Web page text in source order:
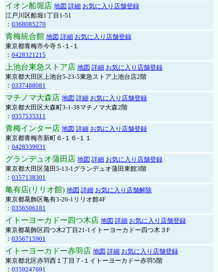
イオン船堀店 地図 詳細 お気に入り店舗登録
江戸川区船堀1丁目1-51
： 0368085270
青梅統合館 地図 詳細 お気に入り店舗登録
東京都青梅市今寺５-１-１
： 0428321215
上池台東急ストア店 地図 詳細 お気に入り店舗登録
東京都大田区上池台5-23-5東急ストア上池台店2階
： 0337488081
マチノマ大森店 地図 詳細 お気に入り店舗登録
東京都大田区大森町3-1-38マチノマ大森2階
： 0357535311
青梅インター店 地図 詳細 お気に入り店舗登録
東京都青梅市新町６-１６-１１
： 0428339031
グランデュオ蒲田店 地図 詳細 お気に入り店舗登録
東京都大田区蒲田5-13-1グランデュオ蒲田東館3階
： 0357138301
亀有店(リリオ館) 地図 詳細 お気に入り店舗解除
東京都葛飾区亀有3-26-1リリオ館4F
： 0356506181
イトーヨーカドー四つ木店 地図 詳細 お気に入り店舗登録
東京都葛飾区四つ木2丁目21-1イトーヨーカドー四つ木３F
： 0356715901
イトーヨーカドー赤羽店 地図 詳細 お気に入り店舗登録
東京都北区赤羽西１丁目７-１イトーヨーカドー赤羽5階
： 0359247691